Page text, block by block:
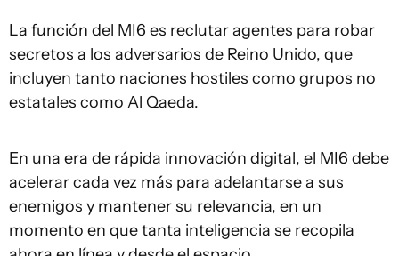
La función del MI6 es reclutar agentes para robar
secretos a los adversarios de Reino Unido, que
incluyen tanto naciones hostiles como grupos no
estatales como Al Qaeda.
En una era de rápida innovación digital, el MI6 debe
acelerar cada vez más para adelantarse a sus
enemigos y mantener su relevancia, en un
momento en que tanta inteligencia se recopila